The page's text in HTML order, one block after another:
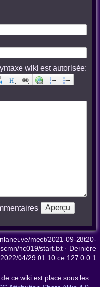
wiki est autorisée:
meet/2021-09-28t20-
hc019/start.txt · Dernière
2022/04/29 01:10 de 127.0.0.1
ce wiki est placé sous les